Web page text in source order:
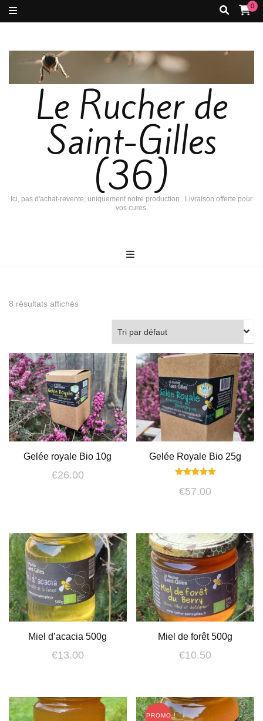
0
Le Rucher de
Saint-Gilles
(36)
Ici, pas d'achat-revente, uniquement notre production.. Livraison offerte pour
vos cures.
8 résultats affichés
Gelée royale Bio 10g
€26.00
Gelée Royale Bio 25g
5.00
€57.00
Miel d’acacia 500g
€13.00
Miel de forêt 500g
€10.50
PROMO !